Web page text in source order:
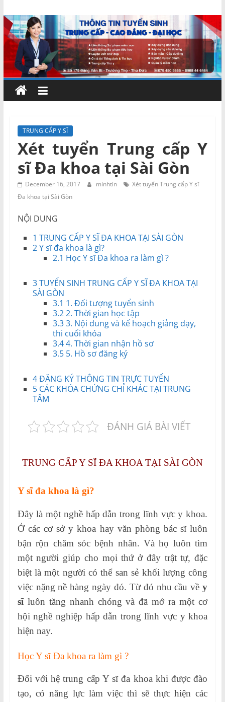
to
content
Chứng
chỉ
ngắn
hạn
–
MIENNAM
Education
tạo
TRUNG CẤP Y SĨ
Xét tuyển Trung cấp Y
sĩ Đa khoa tại Sài Gòn
December 16, 2017 minhtin
Xét tuyển Trung cấp Y sĩ
Đa khoa tại Sài Gòn
NỘI DUNG
1 TRUNG CẤP Y SĨ ĐA KHOA TẠI SÀI GÒN
2Y sĩ đa khoa là gì?
2.1 Học Y sĩ Đa khoa ra làm gì ?
3TUYỂN SINH TRUNG CẤP Y SĨ ĐA KHOA TẠI
SÀI GÒN
3.1 1. Đối tượng tuyển sinh
3.22. Thời gian học tập
3.33. Nội dung và kế hoạch giảng dạy,
thi cuối khóa
3.44. Thời gian nhận hồ sơ
3.55. Hồ sơ đăng ký
4ĐĂNG KÝ THÔNG TIN TRỰC TUYẾN
5CÁC KHÓA CHỨNG CHỈ KHÁC TẠI TRUNG
TÂM
ĐÁNH GIÁ BÀI VIẾT
TRUNG CẤP Y SĨ ĐA KHOA TẠI SÀI GÒN
Y sĩ đa khoa là gì?
Đây là một nghề hấp dẫn trong lĩnh vực y khoa.
Ở các cơ sở y khoa hay văn phòng bác sĩ luôn
bận rộn chăm sóc bệnh nhân. Và họ luôn tìm
một người giúp cho mọi thứ ở đây trật tự, đặc
biệt là một người có thể san sẻ khối lượng công
việc nặng nề hàng ngày đó. Từ đó nhu cầu vềy
sĩ luôn tăng nhanh chóng và đã mở ra một cơ
hội nghề nghiệp hấp dẫn trong lĩnh vực y khoa
hiện nay.
Học Y sĩ Đa khoa ra làm gì ?
Đối với hệ trung cấp Y sĩ đa khoa khi được đào
tạo, có năng lực làm việc thì sẽ thực hiện các